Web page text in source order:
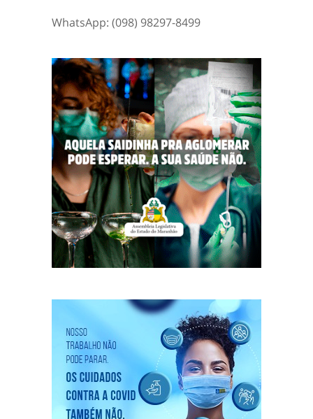
WhatsApp: (098) 98297-8499